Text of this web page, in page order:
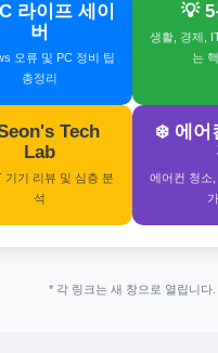
라이프 세이
버
오류 및 PC 정비 팁
총정리
💡
생활, 경제,
는
Tech
Lab
기기 리뷰 및 심층 분
석
❄️ 에어
에어컨 청소
* 각 링크는 새 창으로 열립니다.